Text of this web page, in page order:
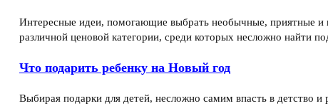
Интересные идеи, помогающие выбрать необычные, приятные
различной ценовой категории, среди которых несложно найти
Что подарить ребенку на Новый год
Выбирая подарки для детей, несложно самим впасть в детство